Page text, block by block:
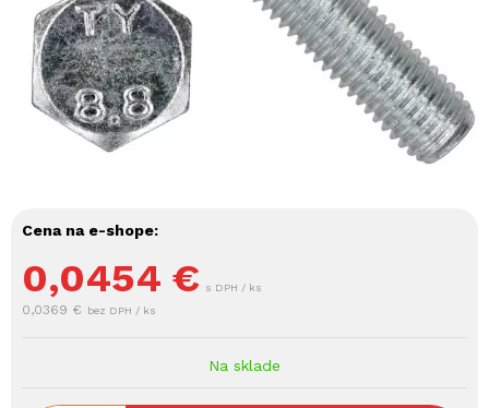
Cena na e-shope:
0,0454 € s DPH / ks
0,0369 € bez DPH / ks
Na sklade